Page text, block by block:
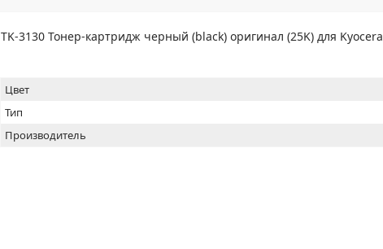
TK-3130 Тонер-картридж черный (black) оригинал (25K) для Kyocera
Цвет
Тип
Производитель